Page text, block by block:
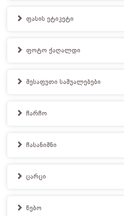
ფასის ეტიკეტი
ფოტო ქაღალდი
შესაფუთი საშუალებები
ჩარჩო
ჩასანიშნი
ცარცი
წებო